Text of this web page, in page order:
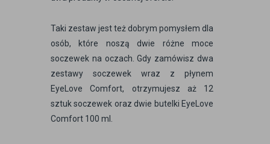
Taki zestaw jest też dobrym pomysłem dla
osób, które noszą dwie różne moce
soczewek na oczach. Gdy zamówisz dwa
zestawy soczewek wraz z płynem
EyeLove Comfort, otrzymujesz aż 12
sztuk soczewek oraz dwie butelki EyeLove
Comfort 100 ml.